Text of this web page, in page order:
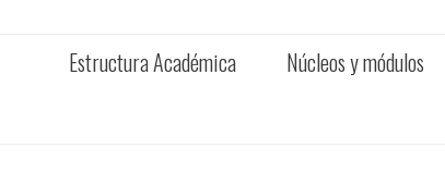
Estructura Académica Núcleos y módulos